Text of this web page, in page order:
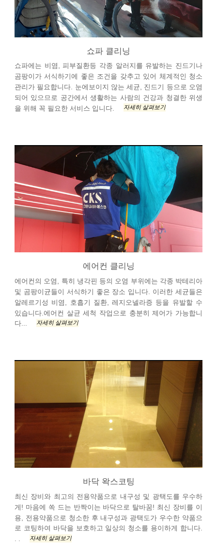
쇼파 클리닝
쇼파에는 비염, 피부질환등 각종 알러지를 유발하는 진드기나
곰팡이가 서식하기에 좋은 조건을 갖추고 있어 체계적인 청소
관리가 필요합니다. 눈에보이지 않는 세균, 진드기 등으로 오염
되어 있으므로 공간에서 생활하는 사람의 건강과 청결한 위생
을 위해 꼭 필요한 서비스 입니다.
자세히 살펴보기
에어컨 클리닝
에어컨의 오염, 특히 냉각핀 등의 오염 부위에는 각종 박테리아
및 곰팡이균들이 서식하기 좋은 장소 입니다. 이러한 세균들은
알레르기성 비염, 호흡기 질환, 레지오넬라증 등을 유발할 수
있습니다.에어컨 살균 세척 작업으로 충분히 제어가 가능합니
다...
자세히 살펴보기
바닥 왁스코팅
최신 장비와 최고의 전용약품으로 내구성 및 광택도를 우수하
게! 마음에 쏙 드는 반짝이는 바닥으로 탈바꿈! 최신 장비를 이
용, 전용약품으로 청소한 후 내구성과 광택도가 우수한 약품으
로 코팅하여 바닥을 보호하고 일상의 청소를 용이하게 합니다.
. .
자세히 살펴보기